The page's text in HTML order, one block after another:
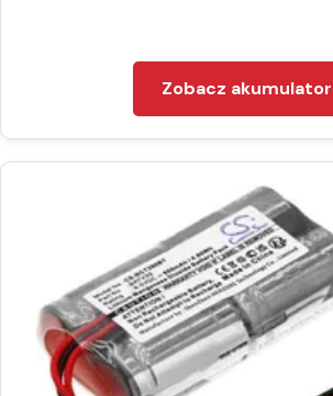
Zobacz akumulator